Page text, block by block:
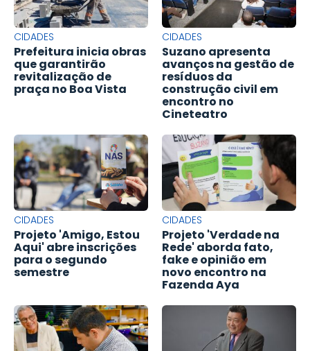
CIDADES
Prefeitura inicia obras
que garantirão
revitalização de
praça no Boa Vista
CIDADES
Suzano apresenta
avanços na gestão de
resíduos da
construção civil em
encontro no
Cineteatro
CIDADES
Projeto 'Amigo, Estou
Aqui' abre inscrições
para o segundo
semestre
CIDADES
Projeto 'Verdade na
Rede' aborda fato,
fake e opinião em
novo encontro na
Fazenda Aya